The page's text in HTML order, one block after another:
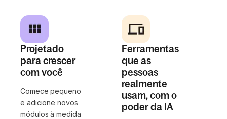
Projetado
para crescer
com você
Comece pequeno
e adicione novos
módulos à medida
Ferramentas
que as
pessoas
realmente
usam, com o
poder da IA